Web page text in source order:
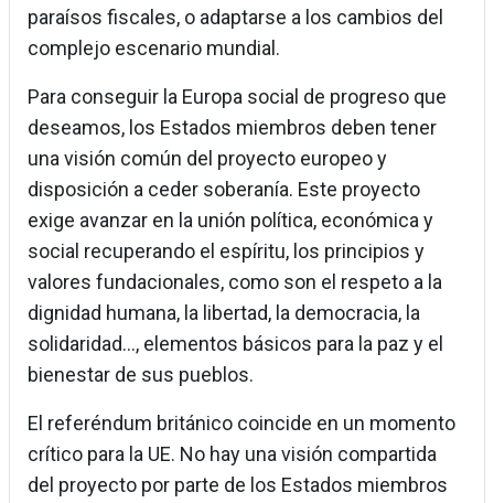
paraísos fiscales, o adaptarse a los cambios del
complejo escenario mundial.
Para conseguir la Europa social de progreso que
deseamos, los Estados miembros deben tener
una visión común del proyecto europeo y
disposición a ceder soberanía. Este proyecto
exige avanzar en la unión política, económica y
social recuperando el espíritu, los principios y
valores fundacionales, como son el respeto a la
dignidad humana, la libertad, la democracia, la
solidaridad..., elementos básicos para la paz y el
bienestar de sus pueblos.
El referéndum británico coincide en un momento
crítico para la UE. No hay una visión compartida
del proyecto por parte de los Estados miembros